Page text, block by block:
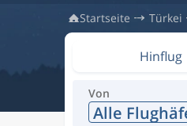
Startseite Türkei
Hinflug
Von
Alle